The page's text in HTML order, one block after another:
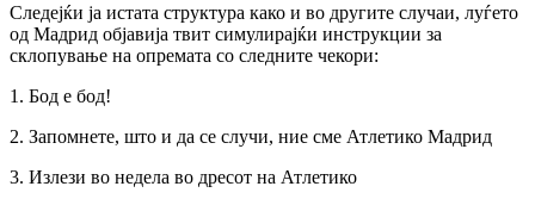
Следејќи ја истата структура како и во другите случаи, луѓето
од Мадрид објавија твит симулирајќи инструкции за
склопување на опремата со следните чекори:
1. Бод е бод!
2. Запомнете, што и да се случи, ние сме Атлетико Мадрид
3. Излези во недела во дресот на Атлетико